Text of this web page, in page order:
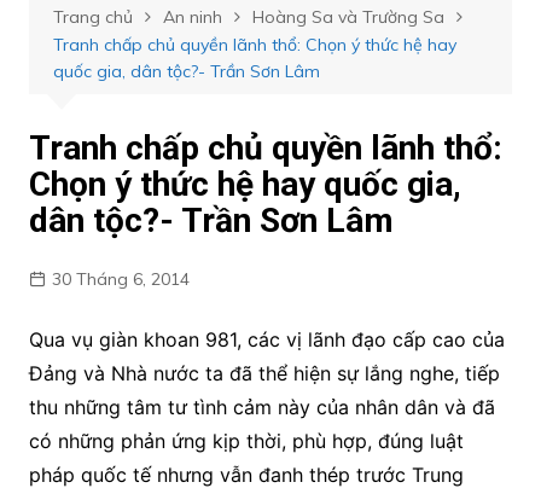
Trang chủ An ninh
Hoàng Sa và Trường Sa
Tranh chấp chủ quyền lãnh thổ: Chọn ý thức hệ hay
quốc gia, dân tộc?- Trần Sơn Lâm
Tranh chấp chủ quyền lãnh thổ:
Chọn ý thức hệ hay quốc gia,
dân tộc?- Trần Sơn Lâm
30 Tháng 6, 2014
Qua vụ giàn khoan 981, các vị lãnh đạo cấp cao của
Đảng và Nhà nước ta đã thể hiện sự lắng nghe, tiếp
thu những tâm tư tình cảm này của nhân dân và đã
có những phản ứng kịp thời, phù hợp, đúng luật
pháp quốc tế nhưng vẫn đanh thép trước Trung